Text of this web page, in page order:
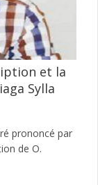
et la
Sylla
prononcé par
de O.